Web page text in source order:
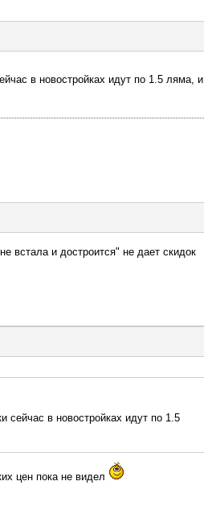
в новостройках идут по 1.5 ляма, и
встала и достроится" не дает скидок
сейчас в новостройках идут по 1.5
цен пока не видел